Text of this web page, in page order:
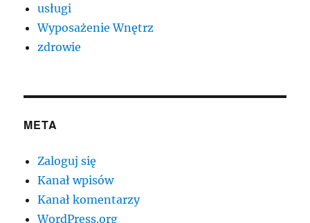
usługi
Wyposażenie Wnętrz
zdrowie
META
Zaloguj się
Kanał wpisów
Kanał komentarzy
WordPress.org